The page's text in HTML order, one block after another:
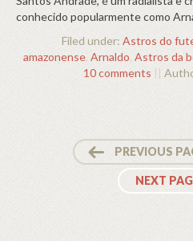
conhecido popularmente como
Filed under: Astros do
amazonense, Arnaldo, Astros da
10 comments ||
PREVIOUS
NEXT